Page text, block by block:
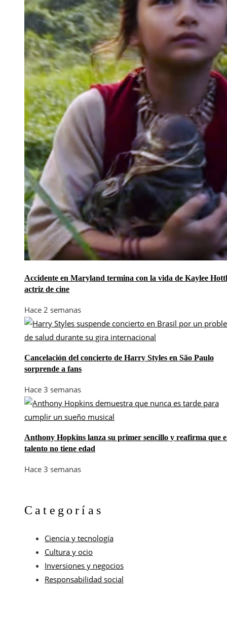
Accidente en Maryland termina con la vida de Kaylee
actriz de cine
Hace 2 semanas
Cancelación del concierto de Harry Styles en São Paulo
sorprende a fans
Hace 3 semanas
Anthony Hopkins lanza su primer sencillo y reafirma que
talento no tiene edad
Hace 3 semanas
Categorías
Ciencia y tecnología
Cultura y ocio
Inversiones y negocios
Responsabilidad social